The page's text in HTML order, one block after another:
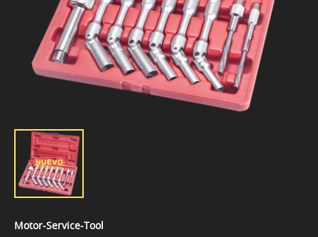
Motor-Service-Tool